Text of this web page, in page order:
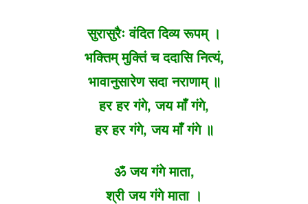
सुरासुरैः वंदित दिव्य रूपम् ।
भक्तिम् मुक्तिं च ददासि नित्यं,
भावानुसारेण सदा नराणाम् ॥
हर हर गंगे, जय माँ गंगे,
हर हर गंगे, जय माँ गंगे ॥
ॐ जय गंगे माता,
श्री जय गंगे माता ।